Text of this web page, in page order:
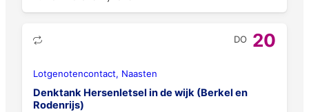
DO 20
Lotgenotencontact, Naasten
Denktank Hersenletsel in de wijk (Berkel en
Rodenrijs)